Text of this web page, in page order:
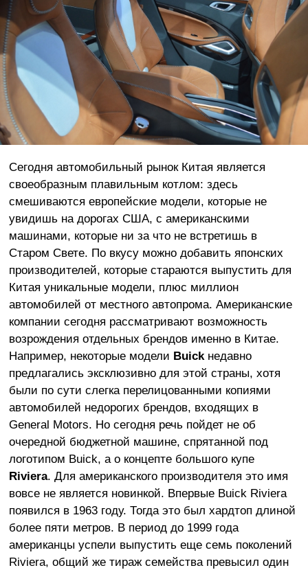
Сегодня автомобильный рынок Китая является
своеобразным плавильным котлом: здесь
смешиваются европейские модели, которые не
увидишь на дорогах США, с американскими
машинами, которые ни за что не встретишь в
Старом Свете. По вкусу можно добавить японских
производителей, которые стараются выпустить для
Китая уникальные модели, плюс миллион
автомобилей от местного автопрома. Американские
компании сегодня рассматривают возможность
возрождения отдельных брендов именно в Китае.
Например, некоторые модели Buick недавно
предлагались эксклюзивно для этой страны, хотя
были по сути слегка перелицованными копиями
автомобилей недорогих брендов, входящих в
General Motors. Но сегодня речь пойдет не об
очередной бюджетной машине, спрятанной под
логотипом Buick, а о концепте большого купе
Riviera. Для американского производителя это имя
вовсе не является новинкой. Впервые Buick Riviera
появился в 1963 году. Тогда это был хардтоп длиной
более пяти метров. В период до 1999 года
американцы успели выпустить еще семь поколений
Riviera, общий же тираж семейства превысил один